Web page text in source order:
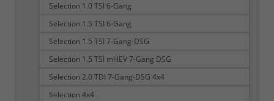
Selection 1.0 TSI 6-Gang
Selection 1.5 TSI 6-Gang
Selection 1.5 TSI 7-Gang-DSG
Selection 1.5 TSI mHEV 7-Gang DSG
Selection 2.0 TDI 7-Gang-DSG 4x4
Selection 4x4